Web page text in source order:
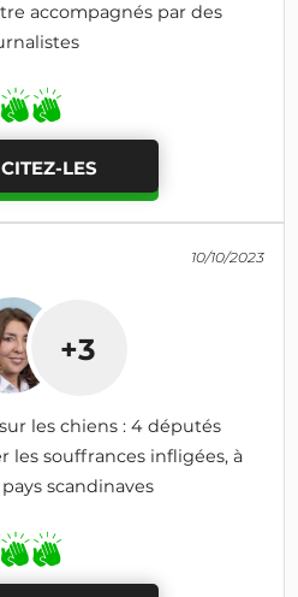
accompagnés par des
LES
10/10/2023
+3
les chiens : 4 députés
souffrances infligées, à
scandinaves